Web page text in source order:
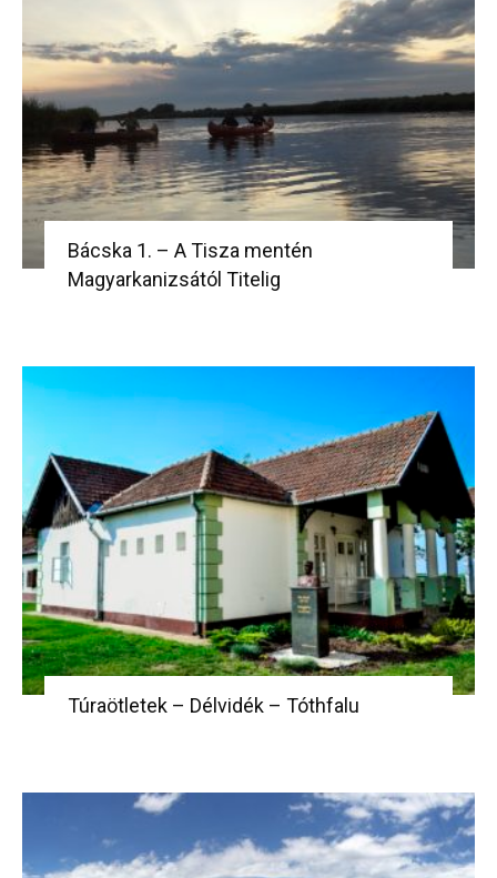
Bácska 1. – A Tisza mentén
Magyarkanizsától Titelig
Túraötletek – Délvidék – Tóthfalu